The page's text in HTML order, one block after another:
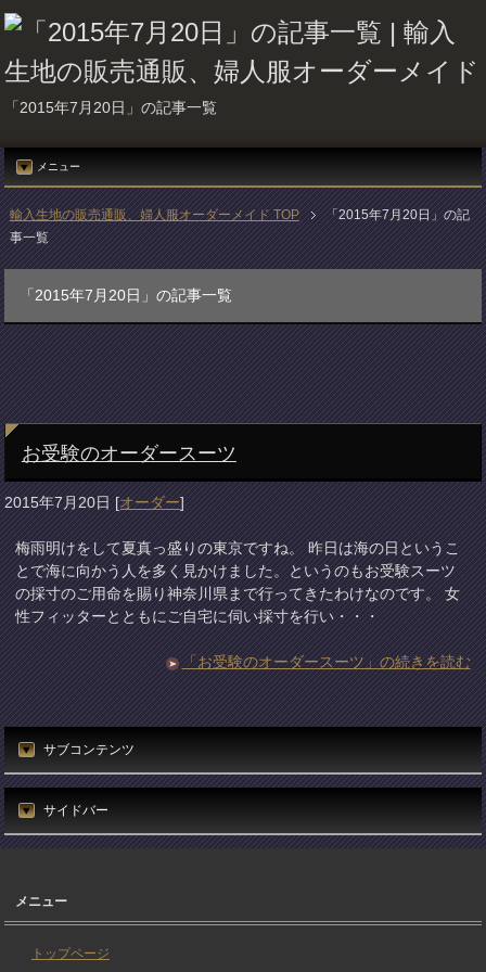
「2015年7月20日」の記事一覧
メニュー
輸入生地の販売通販、婦人服オーダーメイド TOP
「2015年7月20日」の記
事一覧
「2015年7月20日」の記事一覧
お受験のオーダースーツ
2015年7月20日 [オーダー]
梅雨明けをして夏真っ盛りの東京ですね。 昨日は海の日というこ
とで海に向かう人を多く見かけました。というのもお受験スーツ
の採寸のご用命を賜り神奈川県まで行ってきたわけなのです。 女
性フィッターとともにご自宅に伺い採寸を行い・・・
「お受験のオーダースーツ」の続きを読む
サブコンテンツ
サイドバー
メニュー
トップページ